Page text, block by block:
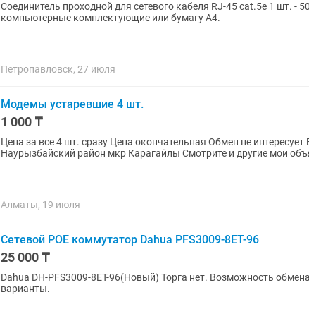
Соединитель проходной для сетевого кабеля RJ-45 cat.5e 1 шт. - 500 тенге Возможен обмен на
компьютерные комплектующие или бумагу А4.
Петропавловск, 27 июля
Модемы устаревшие 4 шт.
1 000 ₸
Цена за все 4 шт. сразу Цена окончательная Обмен не
Наурызбайский район мкр Карагайлы Смотрите и
Алматы, 19 июля
Сетевой POE коммутатор Dahua PFS3009-8ET-96
25 000 ₸
Dahua DH-PFS3009-8ET-96(Новый) Торга нет. Возможность
варианты.